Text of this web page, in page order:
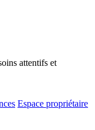
attentifs et
Espace propriétaire